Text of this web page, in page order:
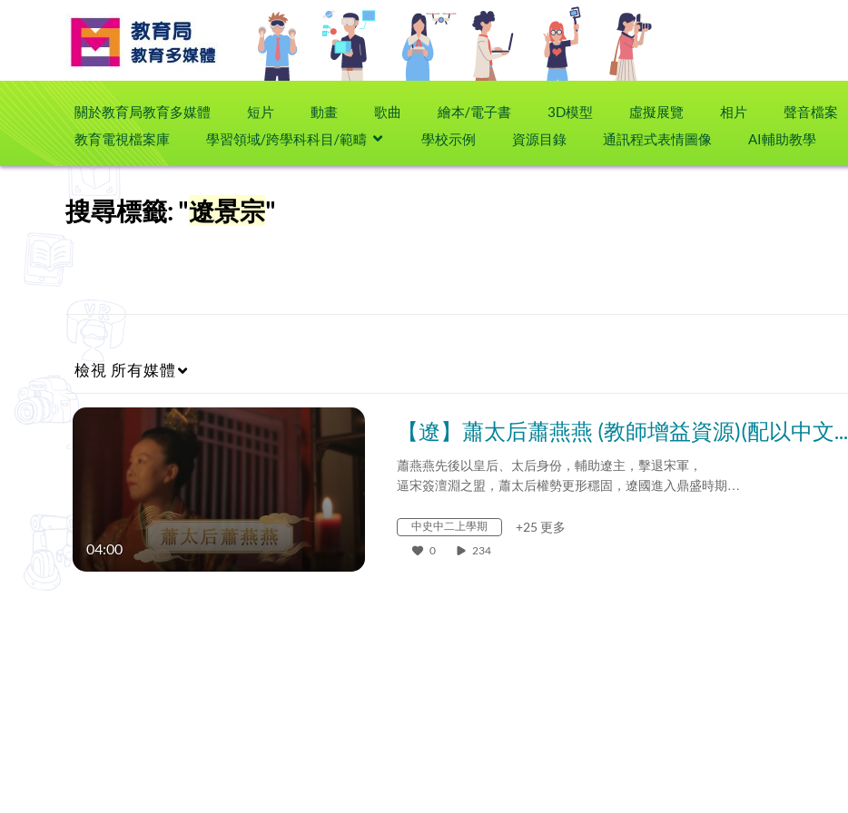
關於教育局教育多媒體 短片 動畫 歌曲 繪本/電子書 3D模型 虛擬展覽 相片 聲音檔案
教育電視檔案庫
學習領域/跨學科科目/範疇 學校示例 資源目錄 通訊程式表情圖像 AI輔助教學
搜尋標籤: "遼景宗"
檢視 所有媒體
04:00
【遼】蕭太后蕭燕燕 (教師增益資源)(配以中文字幕)
蕭燕燕先後以皇后、太后身份，輔助遼主，擊退宋軍，
逼宋簽澶淵之盟，蕭太后權勢更形穩固，遼國進入鼎盛時期…
中史中二上學期 +25 更多
0 234